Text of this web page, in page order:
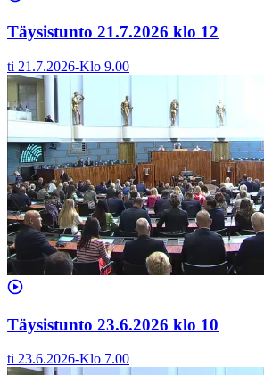
Täysistunto 21.7.2026 klo 12
ti 21.7.2026-Klo 9.00
Täysistunto 23.6.2026 klo 10
ti 23.6.2026-Klo 7.00